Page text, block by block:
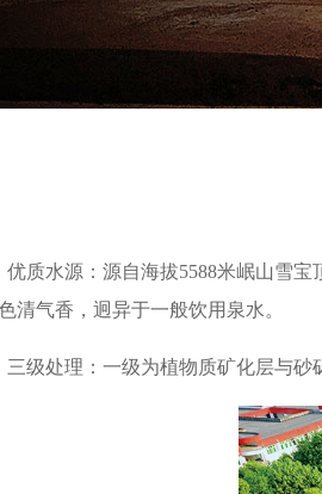
优质水源：源自海拔5588米岷山雪
清气香，迥异于一般饮用泉水。
三级处理：一级为植物质矿化层与砂